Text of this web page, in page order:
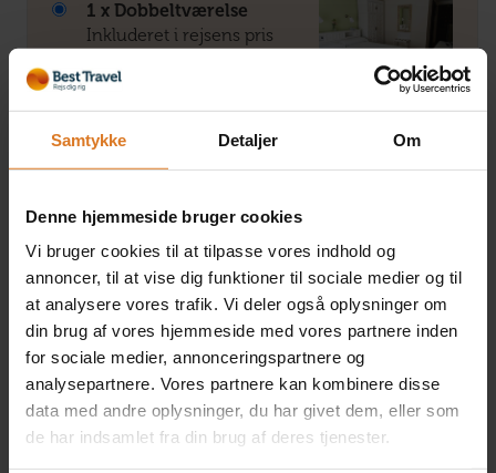
Samtykke Detaljer Om
Denne hjemmeside bruger cookies
Vi bruger cookies til at tilpasse vores indhold og
annoncer, til at vise dig funktioner til sociale medier og til
at analysere vores trafik. Vi deler også oplysninger om
din brug af vores hjemmeside med vores partnere inden
for sociale medier, annonceringspartnere og
analysepartnere. Vores partnere kan kombinere disse
data med andre oplysninger, du har givet dem, eller som
de har indsamlet fra din brug af deres tjenester.
1 x Dobbeltværelse
Inkluderet i rejsens pris
1 x Superiorværelse med
+DKK 895 pr. person
Læs mere »
2 x Dobbeltværelse som
eneværelse
+DKK 995 pr. værelse
Læs mere »